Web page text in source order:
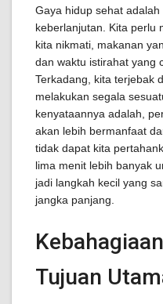
Gaya hidup sehat
keberlanjutan. Kita perlu
kita nikmati, makanan
dan waktu istirahat yang
Terkadang, kita terjebak
melakukan segala
kenyataannya adalah,
akan lebih bermanfaat
tidak dapat kita
lima menit lebih banyak
jadi langkah kecil yang
jangka panjang.
Tujuan